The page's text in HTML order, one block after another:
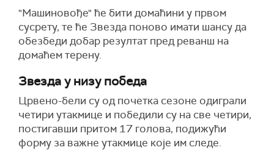
"Машиновође" ће бити домаћини у првом
сусрету, те ће Звезда поново имати шансу да
обезбеди добар резултат пред реванш на
домаћем терену.
Звезда у низу победа
Црвено-бели су од почетка сезоне одиграли
четири утакмице и победили су на све четири,
постигавши притом 17 голова, подижући
форму за важне утакмице које им следе.